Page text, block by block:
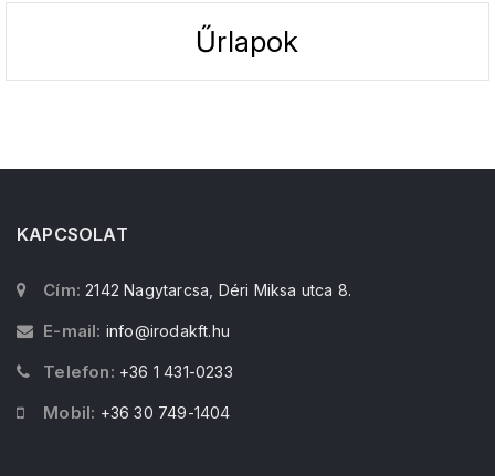
Űrlapok
KAPCSOLAT
Cím: 2142 Nagytarcsa, Déri Miksa utca 8.
E-mail: info@irodakft.hu
Telefon: +36 1 431-0233
Mobil: +36 30 749-1404